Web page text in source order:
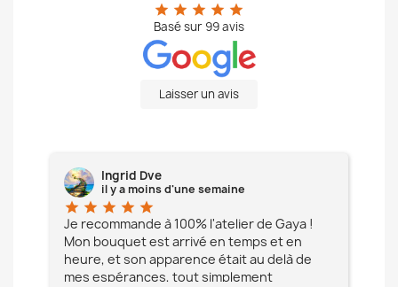
star star star star star
Basé sur 99avis
Laisser un avis
Ingrid Dve
il y a moins d'une semaine
star star star star star
Je recommande à 100% l'atelier de Gaya !
Mon bouquet est arrivé en temps et en
heure, et son apparence était au delà de
mes espérances, tout simplement